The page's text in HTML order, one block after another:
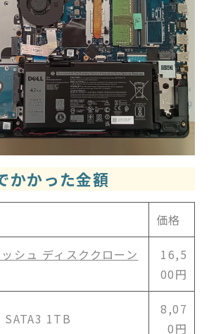
かかった金額
価格
シュ ディスククローン
16,5
00円
1TB
8,07
0円